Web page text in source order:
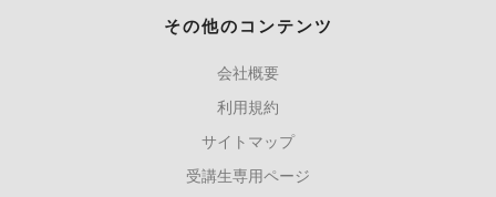
その他のコンテンツ
会社概要
利用規約
サイトマップ
受講生専用ページ